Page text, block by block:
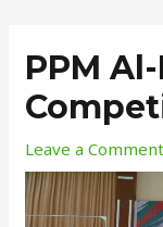
contentPPM
Leave a Comment